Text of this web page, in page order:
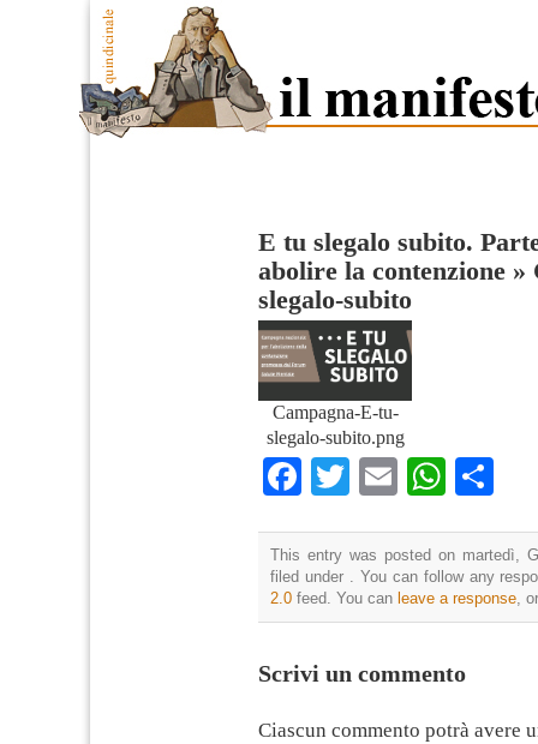
E tu slegalo subito.
abolire la contenzione »
slegalo-subito
Campagna-E-tu-
slegalo-subito.png
Facebook
TwitterEmail
This entry was posted on martedì,
filed under . You can follow any
2.0 feed. You can leave a response,
Scrivi un commento
Ciascun commento potrà avere